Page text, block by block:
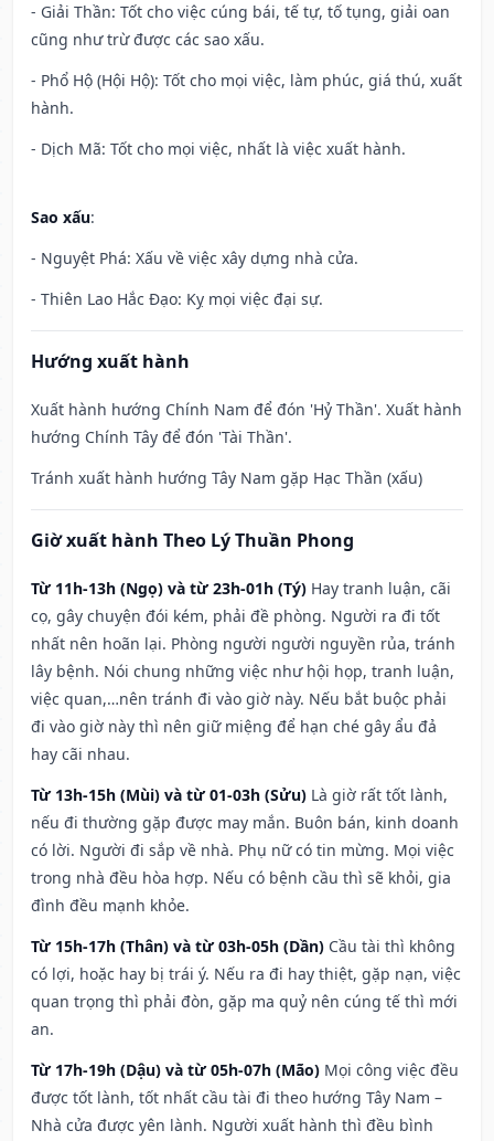
- Giải Thần: Tốt cho việc cúng bái, tế tự, tố tụng, giải oan
cũng như trừ được các sao xấu.
- Phổ Hộ (Hội Hộ): Tốt cho mọi việc, làm phúc, giá thú, xuất
hành.
- Dịch Mã: Tốt cho mọi việc, nhất là việc xuất hành.
Sao xấu:
- Nguyệt Phá: Xấu về việc xây dựng nhà cửa.
- Thiên Lao Hắc Đạo: Kỵ mọi việc đại sự.
Hướng xuất hành
Xuất hành hướng Chính Nam để đón 'Hỷ Thần'. Xuất hành
hướng Chính Tây để đón 'Tài Thần'.
Tránh xuất hành hướng Tây Nam gặp Hạc Thần (xấu)
Giờ xuất hành Theo Lý Thuần Phong
Từ 11h-13h (Ngọ) và từ 23h-01h (Tý) Hay tranh luận, cãi
cọ, gây chuyện đói kém, phải đề phòng. Người ra đi tốt
nhất nên hoãn lại. Phòng người người nguyền rủa, tránh
lây bệnh. Nói chung những việc như hội họp, tranh luận,
việc quan,…nên tránh đi vào giờ này. Nếu bắt buộc phải
đi vào giờ này thì nên giữ miệng để hạn ché gây ẩu đả
hay cãi nhau.
Từ 13h-15h (Mùi) và từ 01-03h (Sửu) Là giờ rất tốt lành,
nếu đi thường gặp được may mắn. Buôn bán, kinh doanh
có lời. Người đi sắp về nhà. Phụ nữ có tin mừng. Mọi việc
trong nhà đều hòa hợp. Nếu có bệnh cầu thì sẽ khỏi, gia
đình đều mạnh khỏe.
Từ 15h-17h (Thân) và từ 03h-05h (Dần) Cầu tài thì không
có lợi, hoặc hay bị trái ý. Nếu ra đi hay thiệt, gặp nạn, việc
quan trọng thì phải đòn, gặp ma quỷ nên cúng tế thì mới
an.
Từ 17h-19h (Dậu) và từ 05h-07h (Mão) Mọi công việc đều
được tốt lành, tốt nhất cầu tài đi theo hướng Tây Nam –
Nhà cửa được yên lành. Người xuất hành thì đều bình